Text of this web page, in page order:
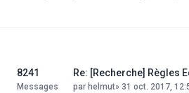
8241
Messages
Re: [Recherche] Règles
par helmut» 31 oct. 2017,